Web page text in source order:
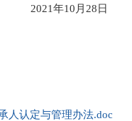
2021年10月28日
人认定与管理办法.doc